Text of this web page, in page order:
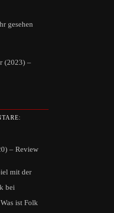
gesehen
(2023) –
– Review
mit der
bei
Was ist Folk